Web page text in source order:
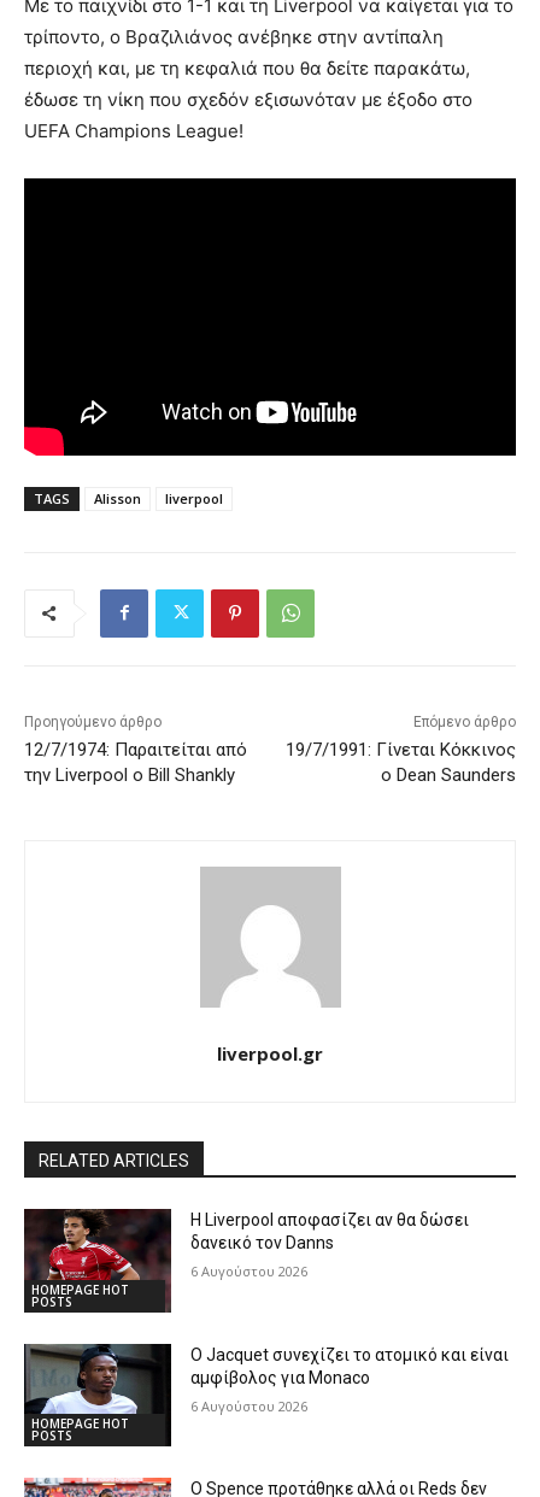
Με το παιχνίδι στο 1-1 και τη Liverpool να καίγεται για το
τρίποντο, ο Βραζιλιάνος ανέβηκε στην αντίπαλη
περιοχή και, με τη κεφαλιά που θα δείτε παρακάτω,
έδωσε τη νίκη που σχεδόν εξισωνόταν με έξοδο στο
UEFA Champions League!
TAGS Alisson liverpool
Προηγούμενο άρθρο
12/7/1974: Παραιτείται από
την Liverpool ο Bill Shankly
Επόμενο άρθρο
19/7/1991: Γίνεται Κόκκινος
ο Dean Saunders
liverpool.gr
RELATED ARTICLES
HOMEPAGE HOT
POSTS
Η Liverpool αποφασίζει αν θα δώσει
δανεικό τον Danns
6 Αυγούστου 2026
HOMEPAGE HOT
POSTS
Ο Jacquet συνεχίζει το ατομικό και είναι
αμφίβολος για Monaco
6 Αυγούστου 2026
Ο Spence προτάθηκε αλλά οι Reds δεν